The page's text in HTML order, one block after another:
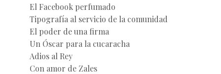
El Facebook perfumado
Tipografía al servicio de la comunidad
El poder de una firma
Un Óscar para la cucaracha
Adios al Rey
Con amor de Zales